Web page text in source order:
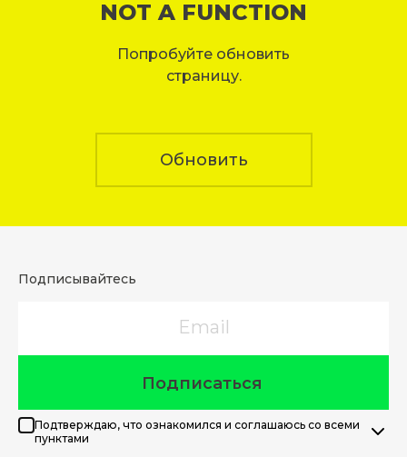
NOT A FUNCTION
Попробуйте обновить
страницу.
Обновить
Подписывайтесь
Подписаться
Подтверждаю, что ознакомился и соглашаюсь со всеми
пунктами